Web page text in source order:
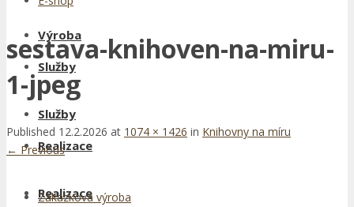
Služby
Realizace
Výroba
Služby
Realizace
sestava-knihoven-na-miru-
1-jpeg
Published 12.2.2026 at 1074 × 1426 in Knihovny na míru
← Previous
Zakázková výroba